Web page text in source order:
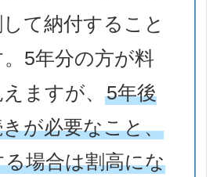
て納付すること
5年分の方が料
ますが、 5年後
が必要なこと、
る場合は割高にな